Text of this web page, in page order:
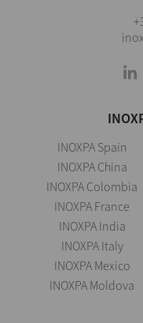
INOXPA Spain
INOXPA China
INOXPA Colombia
INOXPA France
INOXPA India
INOXPA Italy
INOXPA Mexico
INOXPA Moldova